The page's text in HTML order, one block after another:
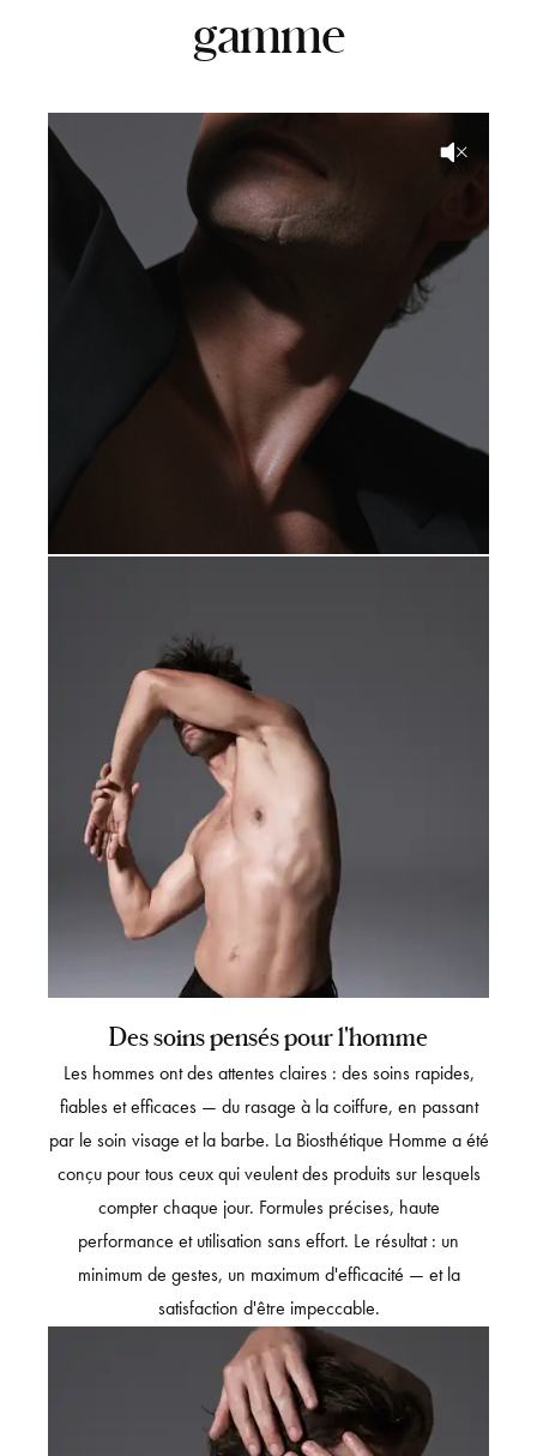
gamme
Des soins pensés pour l'homme
Les hommes ont des attentes claires : des soins rapides,
fiables et efficaces — du rasage à la coiffure, en passant
par le soin visage et la barbe. La Biosthétique Homme a été
conçu pour tous ceux qui veulent des produits sur lesquels
compter chaque jour. Formules précises, haute
performance et utilisation sans effort. Le résultat : un
minimum de gestes, un maximum d'efficacité — et la
satisfaction d'être impeccable.